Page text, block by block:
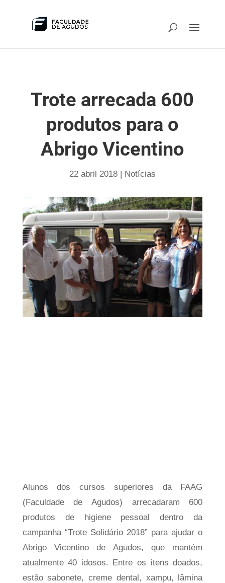
Trote arrecada 600
produtos para o
Abrigo Vicentino
22 abril 2018| Notícias
Alunos dos cursos superiores da FAAG
(Faculdade de Agudos) arrecadaram 600
produtos de higiene pessoal dentro da
campanha “Trote Solidário 2018” para ajudar o
Abrigo Vicentino de Agudos, que mantém
atualmente 40 idosos. Entre os itens doados,
estão sabonete, creme dental, xampu, lâmina